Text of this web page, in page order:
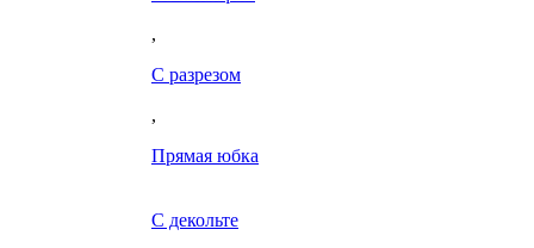
,
С разрезом
,
Прямая юбка
С декольте